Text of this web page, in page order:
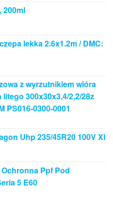
200ml
lekka 2.6x1.2m / DMC:
z wyrzutnikiem wióra
300x30x3,4/2,2/28z
PS016-0300-0001
Uhp 235/45R20 100V Xl
Ppf Pod
5 E60